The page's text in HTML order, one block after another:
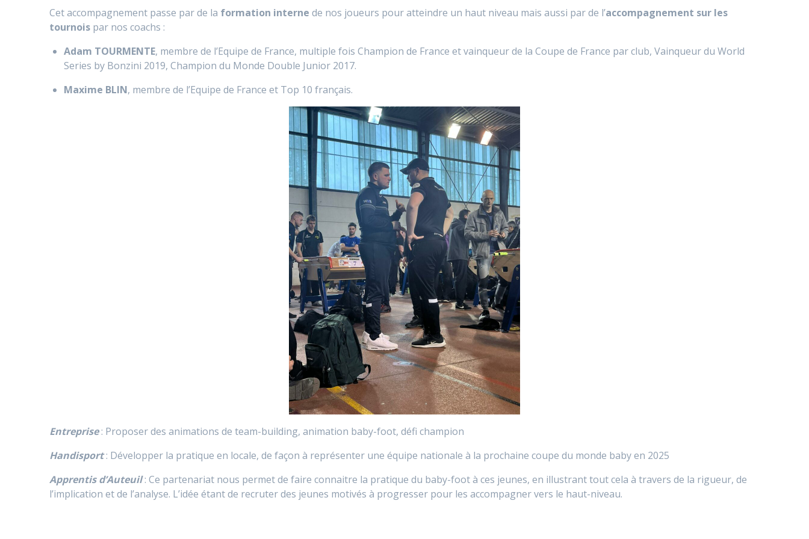
Cet accompagnement passe par de la formation interne de nos joueurs pour atteindre un haut niveau mais aussi par de l’accompagnement sur les
tournois par nos coachs :
Adam TOURMENTE, membre de l’Equipe de France, multiple fois Champion de France et vainqueur de la Coupe de France par club, Vainqueur du World
Series by Bonzini 2019, Champion du Monde Double Junior 2017.
Maxime BLIN, membre de l’Equipe de France et Top 10 français.
Entreprise: Proposer des animations de team-building, animation baby-foot, défi champion
Handisport: Développer la pratique en locale, de façon à représenter une équipe nationale à la prochaine coupe du monde baby en 2025
Apprentis d’Auteuil: Ce partenariat nous permet de faire connaitre la pratique du baby-foot à ces jeunes, en illustrant tout cela à travers de la rigueur, de
l’implication et de l’analyse. L’idée étant de recruter des jeunes motivés à progresser pour les accompagner vers le haut-niveau.